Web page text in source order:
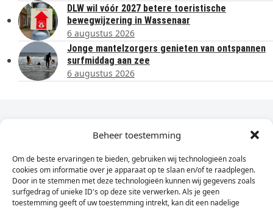
Beheer toestemming
Om de beste ervaringen te bieden, gebruiken wij technologieën zoals
cookies om informatie over je apparaat op te slaan en/of te raadplegen.
Door in te stemmen met deze technologieën kunnen wij gegevens zoals
surfgedrag of unieke ID's op deze site verwerken. Als je geen
toestemming geeft of uw toestemming intrekt, kan dit een nadelige
DLW wil vóór 2027 betere toeristische
bewegwijzering in Wassenaar
6 augustus 2026
Jonge mantelzorgers genieten van ontspannen
surfmiddag aan zee
6 augustus 2026
Dagelijks het laatste nieuws in je e-mail?
Vul
hier
je
e-